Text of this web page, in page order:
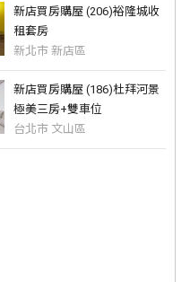
新店買房購屋 (206)裕隆城收
租套房
新北市 新店區
新店買房購屋 (186)杜拜河景
極美三房+雙車位
台北市 文山區